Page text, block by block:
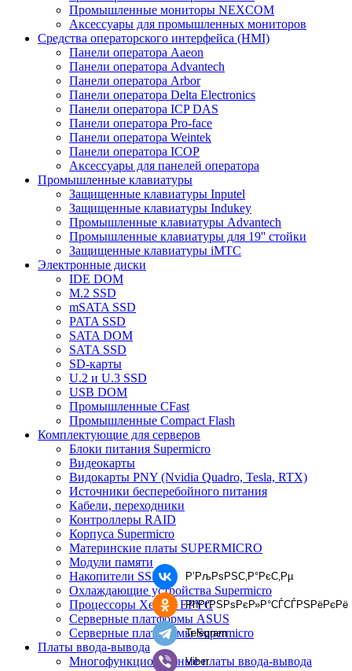
Промышленные мониторы NEXCOM
Аксессуары для промышленных мониторов
Средства операторского интерфейса (HMI)
Панели оператора Aaeon
Панели оператора Advantech
Панели оператора Arbor
Панели оператора Delta Electronics
Панели оператора ICP DAS
Панели оператора Pro-face
Панели оператора Weintek
Панели оператора ICOP
Аксессуары для панелей оператора
Промышленные клавиатуры
Защищенные клавиатуры Inputel
Защищенные клавиатуры Indukey
Промышленные клавиатуры Advantech
Промышленные клавиатуры для 19'' стойки
Защищенные клавиатуры iMTC
Электронные диски
IDE DOM
M.2 SSD
mSATA SSD
PATA SSD
SATA DOM
SATA SSD
SD-карты
U.2 и U.3 SSD
USB DOM
Промышленные CFast
Промышленные Compact Flash
Комплектующие для серверов
Блоки питания Supermicro
Видеокарты
Видокарты PNY (Nvidia Quadro, Tesla, RTX)
Источники бесперебойного питания
Кабели, переходники
Контроллеры RAID
Корпуса Supermicro
Материнские платы SUPERMICRO
Модули памяти
Накопители SSD
Охлаждающие устройства Supermicro
Процессоры Xeon и EPYC
Серверные платформы ASUS
Серверные платформы Supermicro
Платы ввода-вывода
Многофункциональные платы ввода-вывода
Р’РљРѕРЅС‚Р°РєС‚Рµ
РћРґРЅРѕРєР»Р°СЃСЃРЅРёРєРё
Telegram
Viber